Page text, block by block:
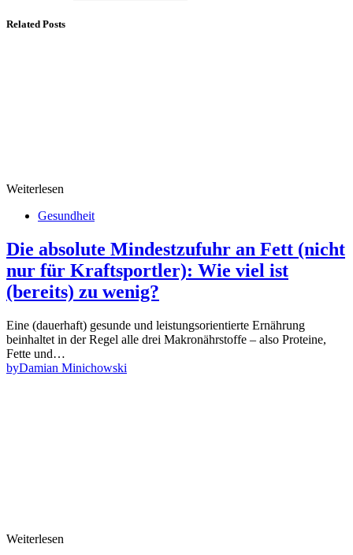
Related Posts
Weiterlesen
Gesundheit
Die absolute Mindestzufuhr an Fett (nicht
nur für Kraftsportler): Wie viel ist
(bereits) zu wenig?
Eine (dauerhaft) gesunde und leistungsorientierte Ernährung
beinhaltet in der Regel alle drei Makronährstoffe – also Proteine,
Fette und…
byDamian Minichowski
Weiterlesen